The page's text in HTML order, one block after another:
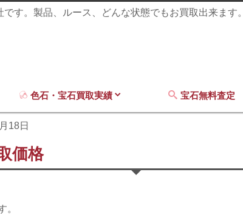
す。製品、ルース、どんな状態でもお買取出来ます。
色石・宝石買取実績 宝石無料査定
18日
価格
。